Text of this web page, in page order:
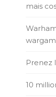
mais
Prenez
10